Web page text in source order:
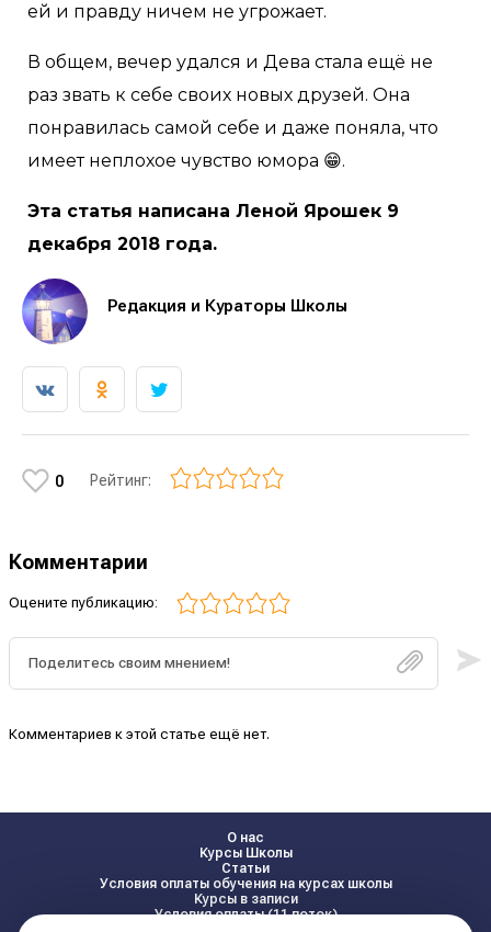
ей и правду ничем не угрожает.
В общем, вечер удался и Дева стала ещё не
раз звать к себе своих новых друзей. Она
понравилась самой себе и даже поняла, что
имеет неплохое чувство юмора 😁.
Эта статья написана Леной Ярошек 9
декабря 2018 года.
Редакция и Кураторы Школы
0 Рейтинг:
Комментарии
Оцените публикацию:
Комментариев к этой статье ещё нет.
О нас
Курсы Школы
Статьи
Условия оплаты обучения на курсах школы
Курсы в записи
Условия оплаты (11 поток)